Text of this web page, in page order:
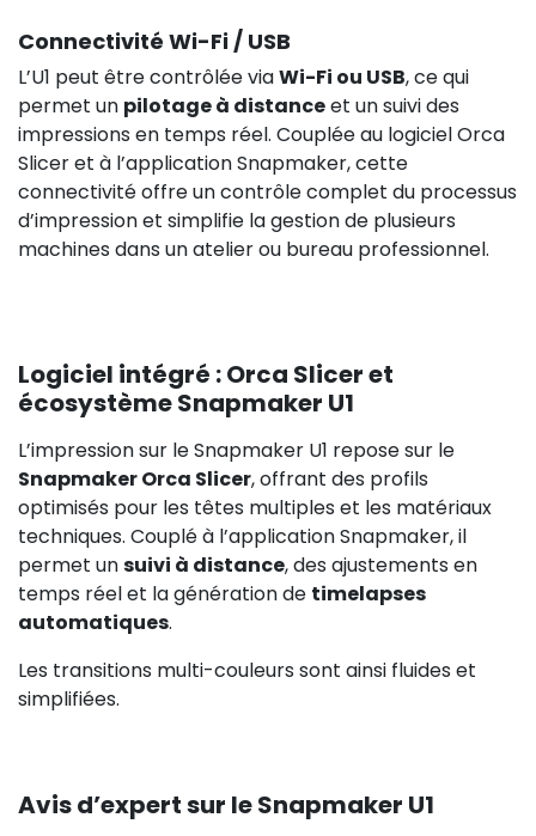
Connectivité Wi-Fi / USB
L’U1 peut être contrôlée viaWi-Fi ou USB, ce qui
permet un pilotage à distanceet un suivi des
impressions en temps réel. Couplée au logiciel Orca
Slicer et à l’application Snapmaker, cette
connectivité offre un contrôle complet du processus
d’impression et simplifie la gestion de plusieurs
machines dans un atelier ou bureau professionnel.
Logiciel intégré : Orca Slicer et
écosystème Snapmaker U1
L’impression sur le Snapmaker U1 repose sur le
Snapmaker Orca Slicer, offrant des profils
optimisés pour les têtes multiples et les matériaux
techniques. Couplé à l’application Snapmaker, il
permet unsuivi à distance, des ajustements en
temps réel et la génération de timelapses
automatiques.
Les transitions multi-couleurs sont ainsi fluides et
simplifiées.
Avis d’expert sur le Snapmaker U1